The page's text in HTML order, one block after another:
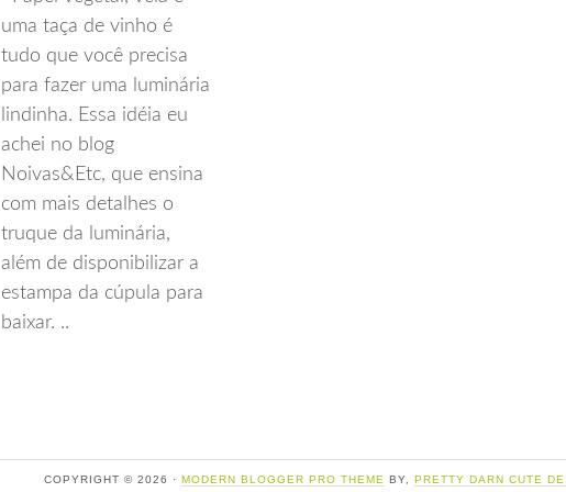
uma taça de vinho é
tudo que você precisa
para fazer uma luminária
lindinha. Essa idéia eu
achei no blog
Noivas&Etc, que ensina
com mais detalhes o
truque da luminária,
além de disponibilizar a
estampa da cúpula para
baixar. ..
COPYRIGHT © 2026 · MODERN BLOGGER PRO THEME BY, PRETTY DARN CUTE